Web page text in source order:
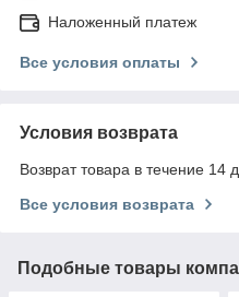
Наложенный платеж
Все условия оплаты
Условия возврата
Возврат товара в течение 14
Все условия возврата
Подобные товары